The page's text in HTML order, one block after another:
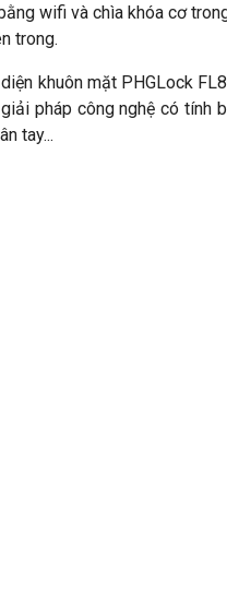
wifi và chìa khóa cơ
trong.
khuôn mặt PHGLock
pháp công nghệ có tính
tay...